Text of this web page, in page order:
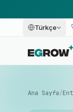
Türkçe
Ana Sayfa/